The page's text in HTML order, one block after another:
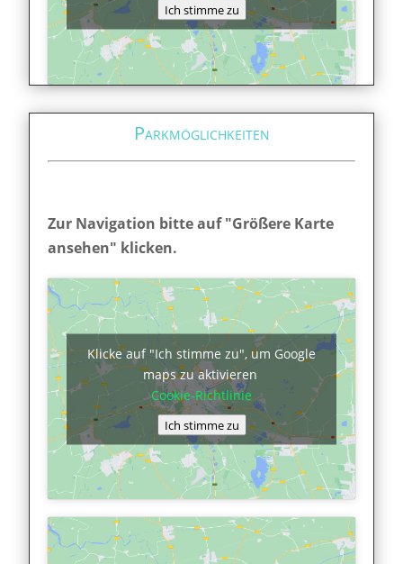
Ich stimme zu
Parkmöglichkeiten
Zur Navigation bitte auf "Größere Karte
ansehen" klicken.
Klicke auf "Ich stimme zu", um Google
maps zu aktivieren
Cookie-Richtlinie
Ich stimme zu